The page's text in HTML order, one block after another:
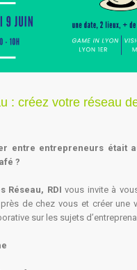
: créez votre réseau
entre entrepreneurs était
?
Réseau, RDIvous invite à
de chez vous et créer une
sur les sujets